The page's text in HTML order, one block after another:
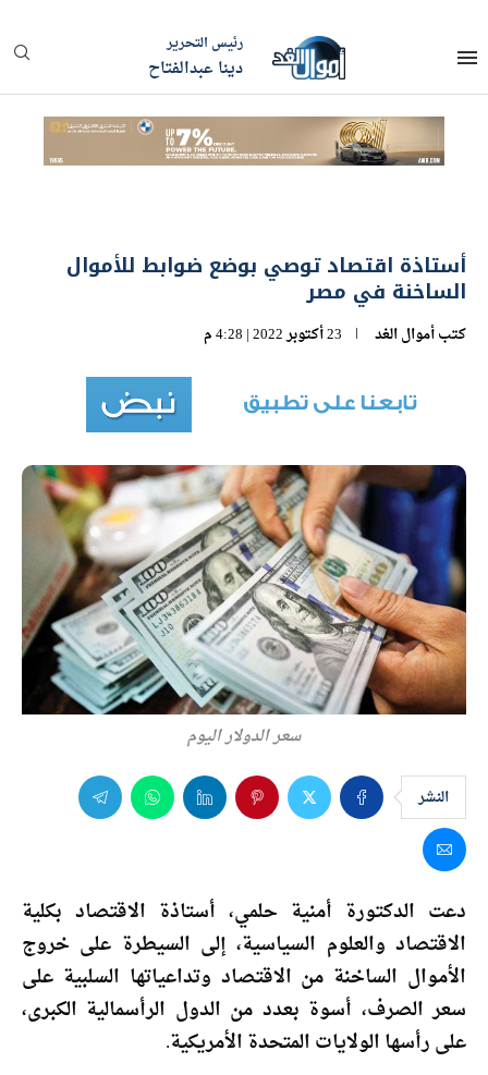
رئيس التحرير
دينا عبدالفتاح
أستاذة اقتصاد توصي بوضع ضوابط للأموال
الساخنة في مصر
كتبأموال الغد 23 أكتوبر 2022 | 4:28 م
سعر الدولار اليوم
النشر
دعت الدكتورة أمنية حلمي، أستاذة الاقتصاد بكلية
الاقتصاد والعلوم السياسية، إلى السيطرة على خروج
الأموال الساخنة من الاقتصاد وتداعياتها السلبية على
سعر الصرف، أسوة بعدد من الدول الرأسمالية الكبرى،
على رأسها الولايات المتحدة الأمريكية.